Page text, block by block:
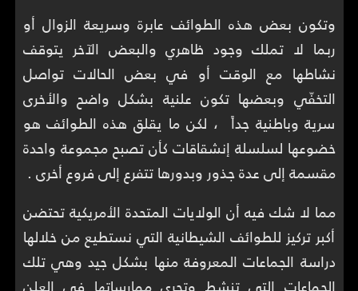
وتكون بعض هذه الطوائف عابرة وسريعة الزوال أو
ربما لا تملك وجود ظاهري والبعض الآخر يتوقف
نشاطها مع الوقت أو في بعض الحالات تواصل
التخفّي وبعضها تكون علنية بشكل واضح والأخرى
سرية وباطنية جداً ، لكن ما يقلق هذه الطوائف هو
خضوعها لسلسلة إنشقاقات كأن تصبح مجموعة واحدة
مقسمة إلى عدة جذور وبدورها تتفرع إلى فروع أخرى .
مما لا شك فيه أن الولايات المتحدة الأمريكية تحتضن
أكبر تركيز للطوائف الشيطانية التي نستطيع من خلالها
دراسة الجماعات المعروفة منها بشكل جيد وهي تلك